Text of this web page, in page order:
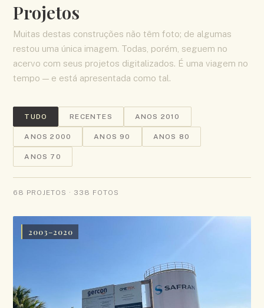
Projetos
Muitas destas construções não têm foto; de algumas
restou uma única imagem. Todas, porém, seguem no
acervo com seus projetos digitalizados. É uma viagem no
tempo — e está apresentada como tal.
TUDO RECENTES ANOS 2010
ANOS 2000 ANOS 90 ANOS 80
ANOS 70
68 PROJETOS · 338 FOTOS
2003–2020